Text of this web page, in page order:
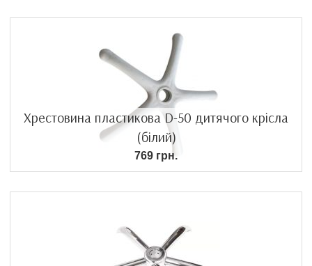
Хрестовина пластикова D-50 дитячого крісла
(білий)
769 грн.